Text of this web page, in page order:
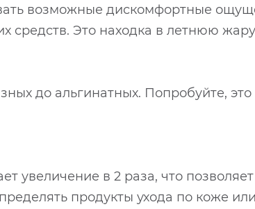
возможные дискомфортные
средств. Это находка в летнюю
до альгинатных. Попробуйте, это
увеличение в 2 раза, что
продукты ухода по коже